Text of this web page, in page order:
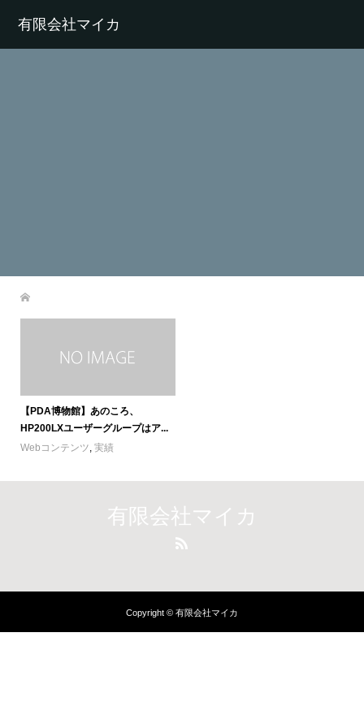
有限会社マイカ
【PDA博物館】あのころ、
HP200LXユーザーグループはア...
Webコンテンツ, 実績
有限会社マイカ
Copyright © 有限会社マイカ